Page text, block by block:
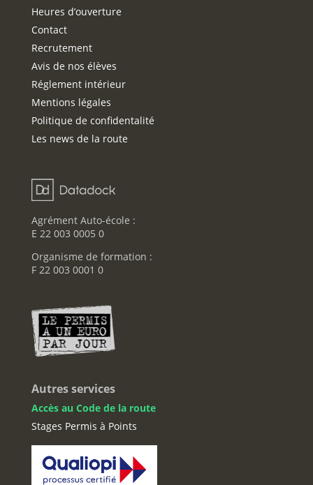
Heures d’ouverture
Contact
Recrutement
Avis de nos élèves
Réglement intérieur
Mentions légales
Politique de confidentalité
Les news de la route
Agrément Auto-école :
E 22 003 0005 0
Organisme de formation :
F 22 003 0001 0
Autres services
Accès au Code de la route
Stages Permis à Points